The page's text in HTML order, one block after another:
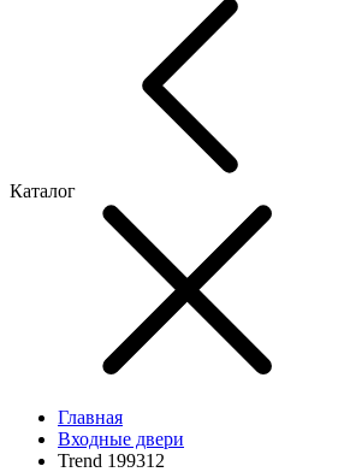
Каталог
Главная
Входные двери
Trend 199312